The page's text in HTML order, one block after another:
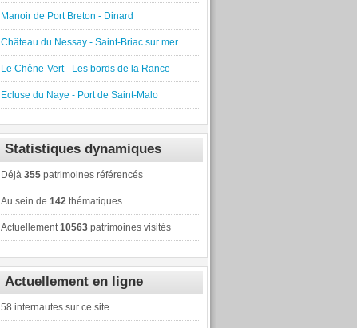
Manoir de Port Breton - Dinard
Château du Nessay - Saint-Briac sur mer
Le Chêne-Vert - Les bords de la Rance
Ecluse du Naye - Port de Saint-Malo
Statistiques dynamiques
Déjà 355 patrimoines référencés
Au sein de 142 thématiques
Actuellement10563 patrimoines visités
Actuellement en ligne
58 internautes sur ce site